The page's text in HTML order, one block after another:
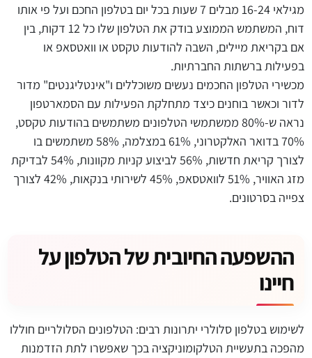
מגילאי 16-24 מבלים 7 שעות בכל יום בטלפון החכם ועל פי אותו
דוח, המשתמש הממוצע בודק את הטלפון שלו כל 12 דקות, בין
אם בקריאת מיילים, השבה להודעות טקסט או וואטסאפ או
בפעילות ברשתות החברתיות.
מכשירי הטלפון החכמים נעשים משוכללים ו"אינטליגנטים" מדור
לדור וכאשר בוחנים כיצד מתחלקת הפעילות עם הסמארטפון
נראה ש-80% ממשתמשי הטלפונים משתמשים בהודעות טקסט,
70% בדואר האלקטרוני, 61% במצלמה, 58% משתמשים בו
לצורך קריאת חדשות, 56% לביצוע קניות מקוונות, 54% לבדיקת
מזג האוויר, 51% לוואטסאפ, 45% לשירותי בנקאות, 42% לצורך
צפייה בסרטונים.
ההשפעה החיובית של הטלפון על
חיינו
לשימוש בטלפון סלולרי יתרונות רבים: הטלפונים הסלולריים חוללו
מהפכה בתעשיית הטלקומוניקציה בכך שאפשרו לתת הזדמנות